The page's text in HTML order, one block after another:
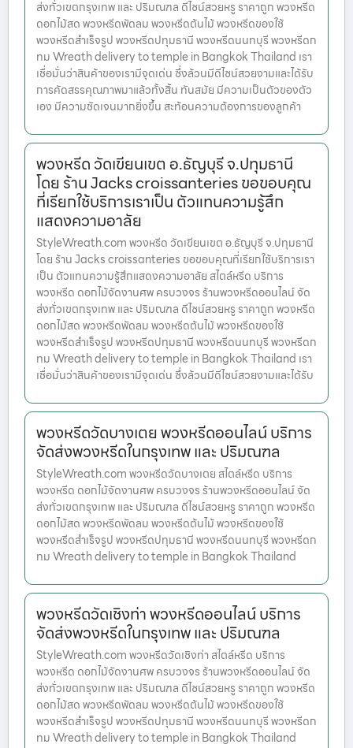
ส่งทั่วเขตกรุงเทพ และ ปริมณฑล ดีไซน์สวยหรู ราคาถูก พวงหรีด
ดอกไม้สด พวงหรีดพัดลม พวงหรีดต้นไม้ พวงหรีดของใช้
พวงหรีดสำเร็จรูป พวงหรีดปทุมธานี พวงหรีดนนทบุรี พวงหรีดก
ทม Wreath delivery to temple in Bangkok Thailand เรา
เชื่อมั่นว่าสินค้าของเรามีจุดเด่น ซึ่งล้วนมีดีไซน์สวยงามและได้รับ
การคัดสรรคุณภาพมาแล้วทั้งสิ้น ทันสมัย มีความเป็นตัวของตัว
เอง มีความชัดเจนมากยิ่งขึ้น สะท้อนความต้องการของลูกค้า
พวงหรีด วัดเขียนเขต อ.ธัญบุรี จ.ปทุมธานี
โดย ร้าน Jacks croissanteries ขอขอบคุณ
ที่เรียกใช้บริการเราเป็น ตัวแทนความรู้สึก
แสดงความอาลัย
StyleWreath.com พวงหรีด วัดเขียนเขต อ.ธัญบุรี จ.ปทุมธานี
โดย ร้าน Jacks croissanteries ขอขอบคุณที่เรียกใช้บริการเรา
เป็น ตัวแทนความรู้สึกแสดงความอาลัย สไตล์หรีด บริการ
พวงหรีด ดอกไม้จัดงานศพ ครบวงจร ร้านพวงหรีดออนไลน์ จัด
ส่งทั่วเขตกรุงเทพ และ ปริมณฑล ดีไซน์สวยหรู ราคาถูก พวงหรีด
ดอกไม้สด พวงหรีดพัดลม พวงหรีดต้นไม้ พวงหรีดของใช้
พวงหรีดสำเร็จรูป พวงหรีดปทุมธานี พวงหรีดนนทบุรี พวงหรีดก
ทม Wreath delivery to temple in Bangkok Thailand เรา
เชื่อมั่นว่าสินค้าของเรามีจุดเด่น ซึ่งล้วนมีดีไซน์สวยงามและได้รับ
พวงหรีดวัดบางเตย พวงหรีดออนไลน์ บริการ
จัดส่งพวงหรีดในกรุงเทพ และ ปริมณฑล
StyleWreath.com พวงหรีดวัดบางเตย สไตล์หรีด บริการ
พวงหรีด ดอกไม้จัดงานศพ ครบวงจร ร้านพวงหรีดออนไลน์ จัด
ส่งทั่วเขตกรุงเทพ และ ปริมณฑล ดีไซน์สวยหรู ราคาถูก พวงหรีด
ดอกไม้สด พวงหรีดพัดลม พวงหรีดต้นไม้ พวงหรีดของใช้
พวงหรีดสำเร็จรูป พวงหรีดปทุมธานี พวงหรีดนนทบุรี พวงหรีดก
ทม Wreath delivery to temple in Bangkok Thailand
พวงหรีดวัดเชิงท่า พวงหรีดออนไลน์ บริการ
จัดส่งพวงหรีดในกรุงเทพ และ ปริมณฑล
StyleWreath.com พวงหรีดวัดเชิงท่า สไตล์หรีด บริการ
พวงหรีด ดอกไม้จัดงานศพ ครบวงจร ร้านพวงหรีดออนไลน์ จัด
ส่งทั่วเขตกรุงเทพ และ ปริมณฑล ดีไซน์สวยหรู ราคาถูก พวงหรีด
ดอกไม้สด พวงหรีดพัดลม พวงหรีดต้นไม้ พวงหรีดของใช้
พวงหรีดสำเร็จรูป พวงหรีดปทุมธานี พวงหรีดนนทบุรี พวงหรีดก
ทม Wreath delivery to temple in Bangkok Thailand